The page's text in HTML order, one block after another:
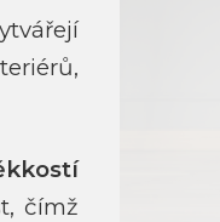
čímž